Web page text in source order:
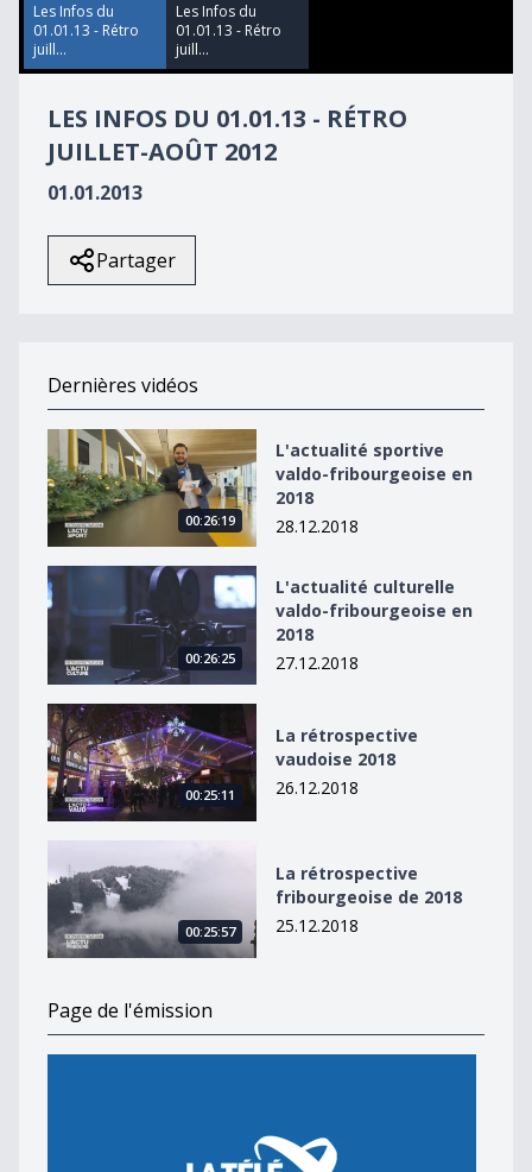
28
seconds
Les Infos du
01.01.13 - Rétro
juill...
Les Infos du
01.01.13 - Rétro
juill...
LES INFOS DU 01.01.13 - RÉTRO
JUILLET-AOÛT 2012
01.01.2013
Partager
Dernières vidéos
L&#039;actualité sportive valdo-fribourgeoise en 2018
00:26:19
L'actualité sportive
valdo-fribourgeoise en
2018
28.12.2018
L&#039;actualité culturelle valdo-fribourgeoise en
00:26:25
L'actualité culturelle
valdo-fribourgeoise en
2018
27.12.2018
La rétrospective vaudoise 2018
00:25:11
La rétrospective
vaudoise 2018
26.12.2018
00:25:57
La rétrospective
fribourgeoise de 2018
25.12.2018
Page de l'émission